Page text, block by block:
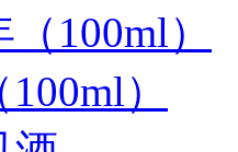
100ml）
）